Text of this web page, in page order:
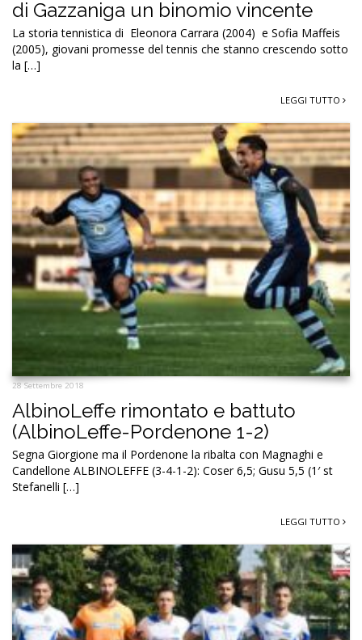
di Gazzaniga un binomio vincente
La storia tennistica di Eleonora Carrara (2004) e Sofia Maffeis
(2005), giovani promesse del tennis che stanno crescendo sotto
la […]
LEGGI TUTTO
28 Settembre 2018
AlbinoLeffe rimontato e battuto
(AlbinoLeffe-Pordenone 1-2)
Segna Giorgione ma il Pordenone la ribalta con Magnaghi e
Candellone ALBINOLEFFE (3-4-1-2): Coser 6,5; Gusu 5,5 (1′ st
Stefanelli […]
LEGGI TUTTO